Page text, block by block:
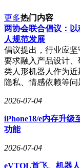
更多热门内容
两协会联合倡议：
人规范发展
倡议提出，行业应
要求融入产品设计
类人形机器人作为近
隐私、情感依赖等
2026-07-04
iPhone18/e内存升级
功能
2026-07-04
eVTOL首飞、机器